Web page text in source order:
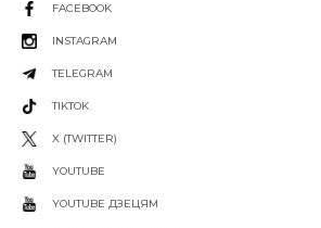
FACEBOOK
INSTAGRAM
TELEGRAM
TIKTOK
X (TWITTER)
YOUTUBE
YOUTUBE ДЗЕЦЯМ